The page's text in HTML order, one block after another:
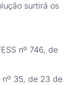
surtirá os
nº 746, de
35, de 23 de